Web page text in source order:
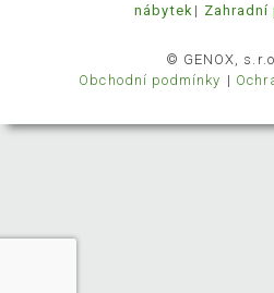
nábytek
Zahradní
© GENOX,
Obchodní podmínky